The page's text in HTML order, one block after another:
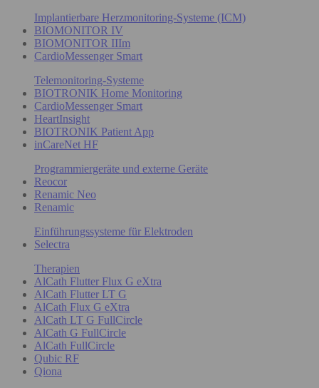
Implantierbare Herzmonitoring-Systeme (ICM)
BIOMONITOR IV
BIOMONITOR IIIm
CardioMessenger Smart
Telemonitoring-Systeme
BIOTRONIK Home Monitoring
CardioMessenger Smart
HeartInsight
BIOTRONIK Patient App
inCareNet HF
Programmiergeräte und externe Geräte
Reocor
Renamic Neo
Renamic
Einführungssysteme für Elektroden
Selectra
Therapien
AlCath Flutter Flux G eXtra
AlCath Flutter LT G
AlCath Flux G eXtra
AlCath LT G FullCircle
AlCath G FullCircle
AlCath FullCircle
Qubic RF
Qiona